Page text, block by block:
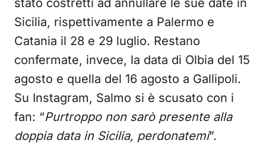
stato costretti ad annullare le sue date in
Sicilia, rispettivamente a Palermo e
Catania il 28 e 29 luglio. Restano
confermate, invece, la data di Olbia del 15
agosto e quella del 16 agosto a Gallipoli.
Su Instagram, Salmo si è scusato con i
fan: “Purtroppo non sarò presente alla
doppia data in Sicilia, perdonatemi”.